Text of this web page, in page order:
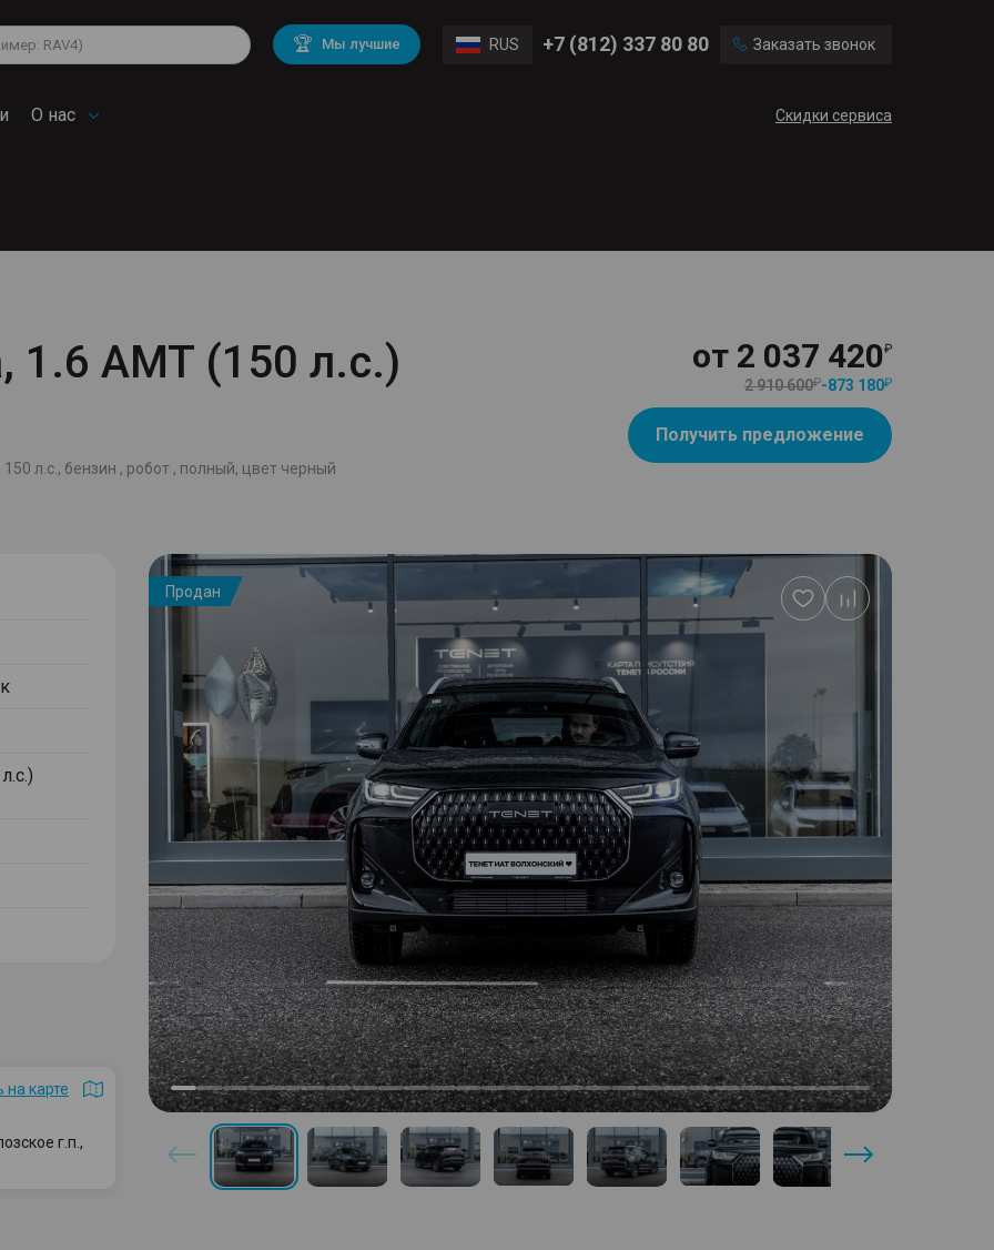
🏆 Мы лучшие RUS +7 (812) 337 80 80 Заказать звонок
О нас Скидки сервиса
Mitsubishi BMW
Chevrolet Mercedes Benz
1.6 AMT (150 л.с.)
л.с., бензин , робот , полный, цвет черный
от 2 037 420
2 910 600 -873 180
Получить предложение
на карте
г.п.,
Продан
Добавить
в